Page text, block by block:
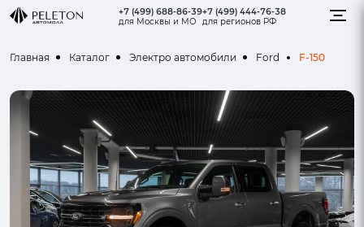
+7 (499) 688-86-39
для Москвы и МО
+7 (499) 444-76-38
для регионов РФ
Главная Каталог Электро автомобили Ford F-150